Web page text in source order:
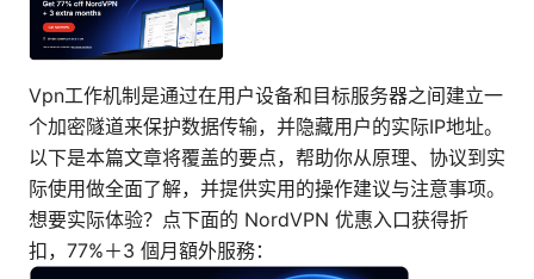
Vpn工作机制是通过在用户设备和目标服务器之间建立一
个加密隧道来保护数据传输，并隐藏用户的实际IP地址。
以下是本篇文章将覆盖的要点，帮助你从原理、协议到实
际使用做全面了解，并提供实用的操作建议与注意事项。
想要实际体验？点下面的 NordVPN 优惠入口获得折
扣，77%＋3 個月額外服務：